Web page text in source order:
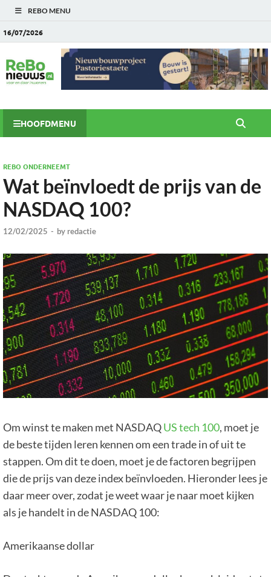
REBO MENU
16/07/2026
HOOFDMENU
REBO ONDERNEEMT
Wat beïnvloedt de prijs van de
NASDAQ 100?
12/02/2025 - by redactie
Om winst te maken met NASDAQUS tech 100, moet je
de beste tijden leren kennen om een ​​trade in of uit te
stappen. Om dit te doen, moet je de factoren begrijpen
die de prijs van deze index beïnvloeden. Hieronder lees je
daar meer over, zodat je weet waar je naar moet kijken
als je handelt in de NASDAQ 100:
Amerikaanse dollar